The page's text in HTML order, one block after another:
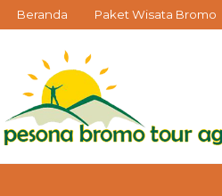
Beranda Paket Wisata Bromo